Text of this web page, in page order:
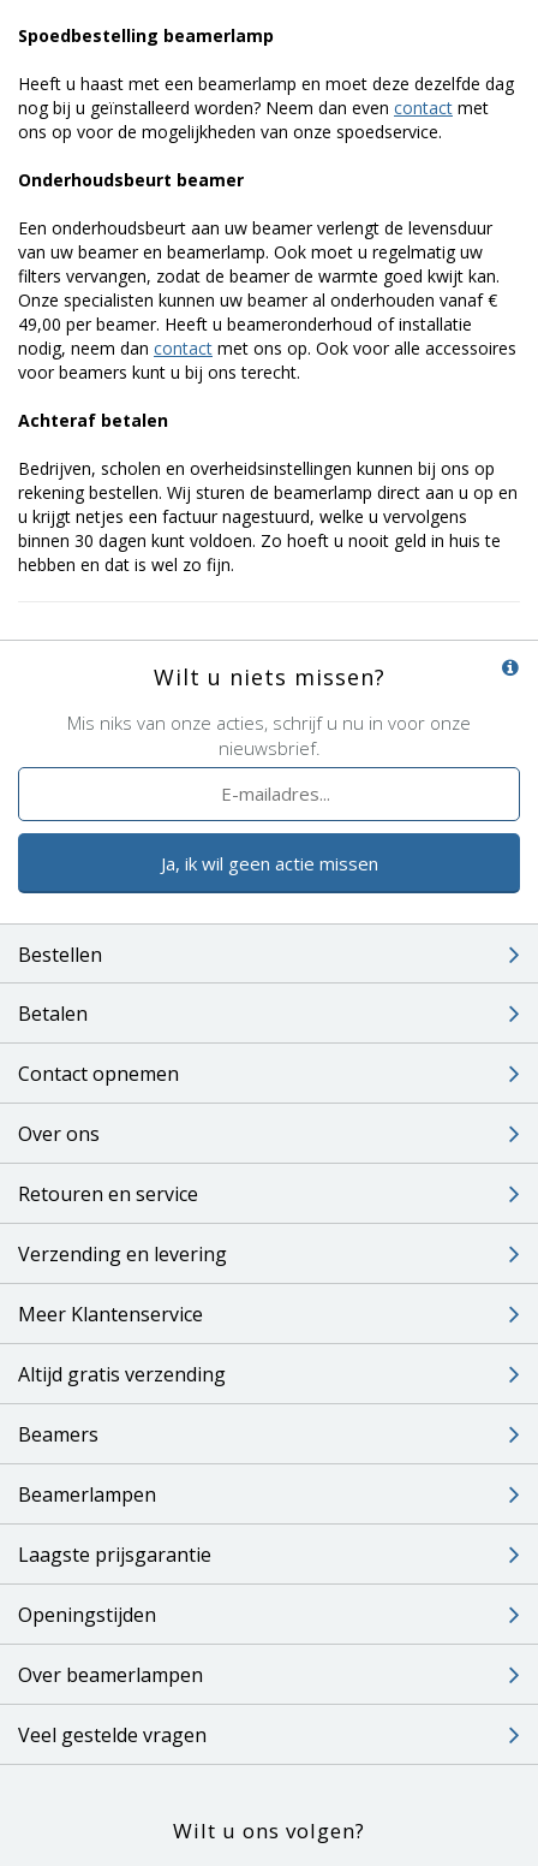
Spoedbestelling beamerlamp
Heeft u haast met een beamerlamp en moet deze dezelfde dag
nog bij u geïnstalleerd worden? Neem dan even contact met
ons op voor de mogelijkheden van onze spoedservice.
Onderhoudsbeurt beamer
Een onderhoudsbeurt aan uw beamer verlengt de levensduur
van uw beamer en beamerlamp. Ook moet u regelmatig uw
filters vervangen, zodat de beamer de warmte goed kwijt kan.
Onze specialisten kunnen uw beamer al onderhouden vanaf €
49,00 per beamer. Heeft u beameronderhoud of installatie
nodig, neem dan contact met ons op. Ook voor alle accessoires
voor beamers kunt u bij ons terecht.
Achteraf betalen
Bedrijven, scholen en overheidsinstellingen kunnen bij ons op
rekening bestellen. Wij sturen de beamerlamp direct aan u op en
u krijgt netjes een factuur nagestuurd, welke u vervolgens
binnen 30 dagen kunt voldoen. Zo hoeft u nooit geld in huis te
hebben en dat is wel zo fijn.
Wilt u niets missen?
Mis niks van onze acties, schrijf u nu in voor onze
nieuwsbrief.
Ja, ik wil geen actie missen
Bestellen
Betalen
Contact opnemen
Over ons
Retouren en service
Verzending en levering
Meer Klantenservice
Altijd gratis verzending
Beamers
Beamerlampen
Laagste prijsgarantie
Openingstijden
Over beamerlampen
Veel gestelde vragen
Wilt u ons volgen?